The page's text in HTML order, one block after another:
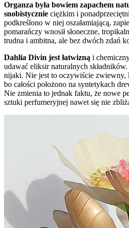
Organza była bowiem zapachem
snobistycznie ciężkim i
podkreślono w niej oszałamiającą,
pomarańczy wnosił słoneczne,
trudna i ambitna, ale bez dwóch zdań
Dahlia Divin jest łatwizną i
udawać eliksir naturalnych
nijaki. Nie jest to oczywiście zwiewny,
bo całości położono na syntetykach
Nie zmienia to jednak faktu, że nowe
sztuki perfumeryjnej nawet się nie